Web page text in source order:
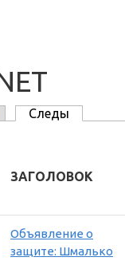
Следы
ЗАГОЛОВОК
Объявление о
защите: Шмалько